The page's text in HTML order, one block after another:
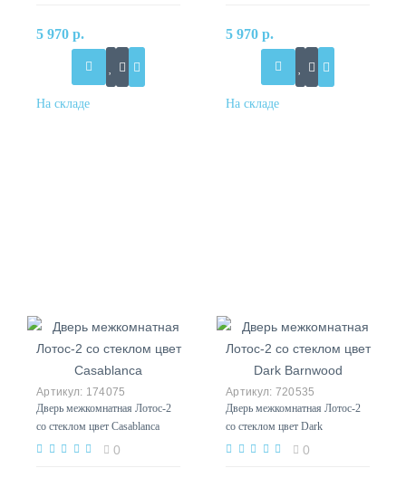
5 970 р. 5 970 р.
174075
Дверь межкомнатная Лотос-2
со стеклом цвет Casablanca
0
720535
Дверь межкомнатная Лотос-2
со стеклом цвет Dark
Barnwood
0